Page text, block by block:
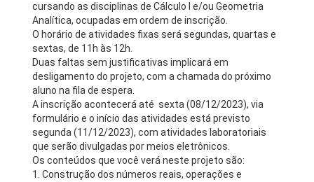
cursando as disciplinas de Cálculo I e/ou Geometria
Analítica, ocupadas em ordem de inscrição.
O horário de atividades fixas será segundas, quartas e
sextas, de 11h às 12h.
Duas faltas sem justificativas implicará em
desligamento do projeto, com a chamada do próximo
aluno na fila de espera.
A inscrição acontecerá até sexta (08/12/2023), via
formulário e o início das atividades está previsto
segunda (11/12/2023), com atividades laboratoriais
que serão divulgadas por meios eletrônicos.
Os conteúdos que você verá neste projeto são:
1. Construção dos números reais, operações e